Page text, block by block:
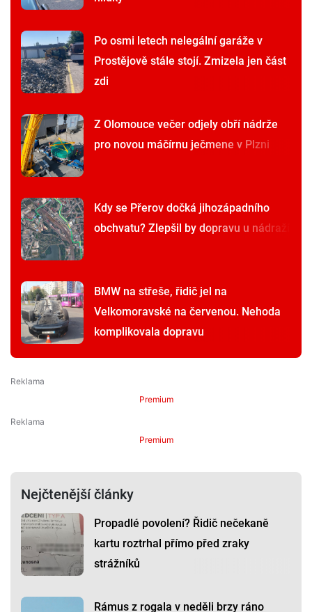
Po osmi letech nelegální garáže v
Prostějově stále stojí. Zmizela jen část
zdi
Z Olomouce večer odjely obří nádrže
pro novou máčírnu ječmene v Plzni
Kdy se Přerov dočká jihozápadního
obchvatu? Zlepšil by dopravu u nádraží
BMW na střeše, řidič jel na
Velkomoravské na červenou. Nehoda
komplikovala dopravu
Premium
Premium
Nejčtenější články
Propadlé povolení? Řidič nečekaně
kartu roztrhal přímo před zraky
strážníků
Rámus z rogala v neděli brzy ráno